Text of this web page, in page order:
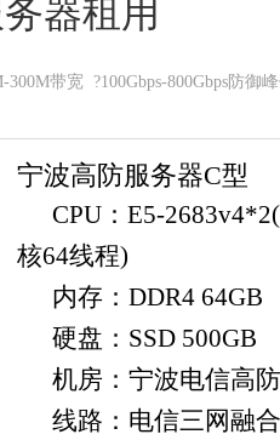
器租用
带宽 ?100Gbps-800Gbps防御
宁波高防服务器C型
CPU：E5-
核64线程)
内存：DDR4 64GB
硬盘：SSD 500GB
机房：宁波电信高
线路：电信三网融